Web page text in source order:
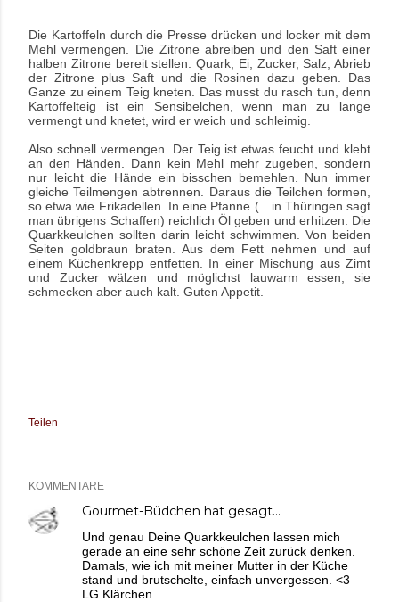
Die Kartoffeln durch die Presse drücken und locker mit dem
Mehl vermengen. Die Zitrone abreiben und den Saft einer
halben Zitrone bereit stellen. Quark, Ei, Zucker, Salz, Abrieb
der Zitrone plus Saft und die Rosinen dazu geben. Das
Ganze zu einem Teig kneten. Das musst du rasch tun, denn
Kartoffelteig ist ein Sensibelchen, wenn man zu lange
vermengt und knetet, wird er weich und schleimig.
Also schnell vermengen. Der Teig ist etwas feucht und klebt
an den Händen. Dann kein Mehl mehr zugeben, sondern
nur leicht die Hände ein bisschen bemehlen. Nun immer
gleiche Teilmengen abtrennen. Daraus die Teilchen formen,
so etwa wie Frikadellen. In eine Pfanne (…in Thüringen sagt
man übrigens Schaffen) reichlich Öl geben und erhitzen. Die
Quarkkeulchen sollten darin leicht schwimmen. Von beiden
Seiten goldbraun braten. Aus dem Fett nehmen und auf
einem Küchenkrepp entfetten. In einer Mischung aus Zimt
und Zucker wälzen und möglichst lauwarm essen, sie
schmecken aber auch kalt. Guten Appetit.
Teilen
KOMMENTARE
Gourmet-Büdchen hat gesagt…
Und genau Deine Quarkkeulchen lassen mich
gerade an eine sehr schöne Zeit zurück denken.
Damals, wie ich mit meiner Mutter in der Küche
stand und brutschelte, einfach unvergessen. <3
LG Klärchen